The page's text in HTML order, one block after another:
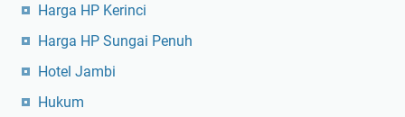
Harga HP Kerinci
Harga HP Sungai Penuh
Hotel Jambi
Hukum